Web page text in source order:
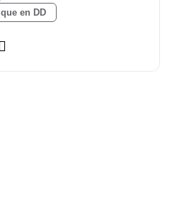
en DD